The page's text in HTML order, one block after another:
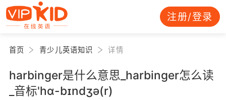
注册/登录
首页 青少儿英语知识 详情
harbinger是什么意思_harbinger怎么读
_音标'hɑ-bɪndʒə(r)